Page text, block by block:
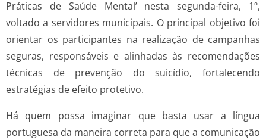
Práticas de Saúde Mental’ nesta segunda-feira, 1º,
voltado a servidores municipais. O principal objetivo foi
orientar os participantes na realização de campanhas
seguras, responsáveis e alinhadas às recomendações
técnicas de prevenção do suicídio, fortalecendo
estratégias de efeito protetivo.
Há quem possa imaginar que basta usar a língua
portuguesa da maneira correta para que a comunicação